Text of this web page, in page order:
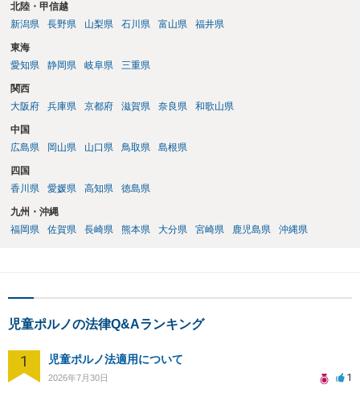
北陸・甲信越
新潟県
長野県 山梨県 石川県 富山県 福井県
東海
愛知県
静岡県 岐阜県 三重県
関西
大阪府
兵庫県 京都府 滋賀県 奈良県 和歌山県
中国
広島県
岡山県 山口県 鳥取県 島根県
四国
香川県
愛媛県 高知県 徳島県
九州・沖縄
福岡県
佐賀県 長崎県 熊本県 大分県 宮崎県 鹿児島県 沖縄県
児童ポルノの法律Q&Aランキング
1 児童ポルノ法適用について
2026年7月30日 1